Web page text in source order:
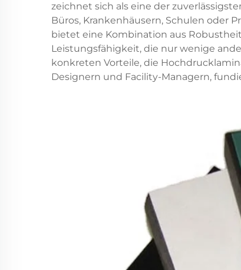
zeichnet sich als eine der
Büros, Krankenhäusern, Schulen oder
bietet eine Kombination aus
Leistungsfähigkeit, die nur wenige
konkreten Vorteile, die
Designern und Facility-Managern,